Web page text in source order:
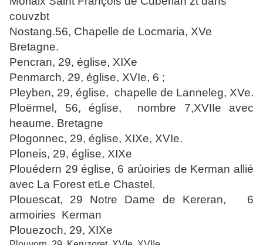
couvzbt
Nostang.56, Chapelle de Locmaria, XVe
Bretagne.
Pencran, 29, église, XIXe
Penmarch, 29, église, XVIe, 6 ;
Pleyben, 29, église, chapelle de Lanneleg, XVe.
Ploërmel, 56, église,
nombre 7,XVIIe avec
heaume. Bretagne
Plogonnec, 29, église, XIXe, XVIe.
Ploneis, 29, église, XIXe
Plouédern 29 église, 6 arùoiries de Kerman allié
avec La Forest etLe Chastel.
Plouescat, 29 Notre Dame de Kereran, 6
armoiries Kerman
Plouezoch, 29, XIXe